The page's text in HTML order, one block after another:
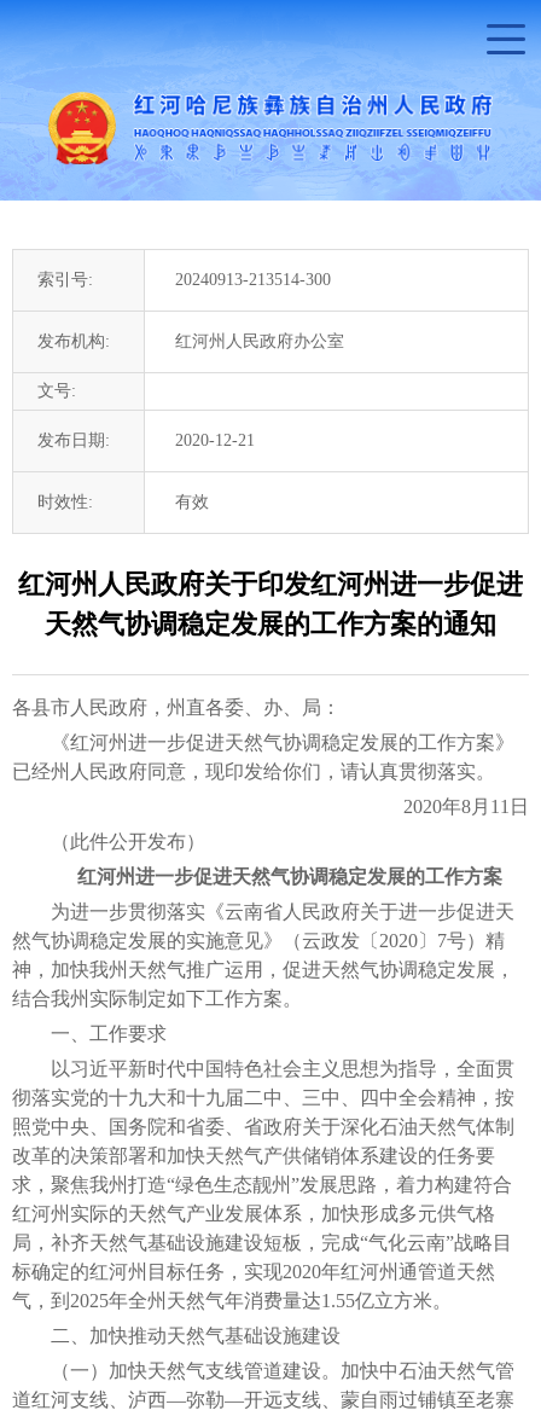
索引号: 20240913-213514-300
发布机构: 红河州人民政府办公室
文号:
发布日期: 2020-12-21
时效性: 有效
红河州人民政府关于印发红河州进一步促进
天然气协调稳定发展的工作方案的通知
各县市人民政府，州直各委、办、局：
《红河州进一步促进天然气协调稳定发展的工作方案》
已经州人民政府同意，现印发给你们，请认真贯彻落实。
2020年8月11日
（此件公开发布）
红河州进一步促进天然气协调稳定发展的工作方案
为进一步贯彻落实《云南省人民政府关于进一步促进天
然气协调稳定发展的实施意见》（云政发〔2020〕7号）精
神，加快我州天然气推广运用，促进天然气协调稳定发展，
结合我州实际制定如下工作方案。
一、工作要求
以习近平新时代中国特色社会主义思想为指导，全面贯
彻落实党的十九大和十九届二中、三中、四中全会精神，按
照党中央、国务院和省委、省政府关于深化石油天然气体制
改革的决策部署和加快天然气产供储销体系建设的任务要
求，聚焦我州打造“绿色生态靓州”发展思路，着力构建符合
红河州实际的天然气产业发展体系，加快形成多元供气格
局，补齐天然气基础设施建设短板，完成“气化云南”战略目
标确定的红河州目标任务，实现2020年红河州通管道天然
气，到2025年全州天然气年消费量达1.55亿立方米。
二、加快推动天然气基础设施建设
（一）加快天然气支线管道建设。加快中石油天然气管
道红河支线、泸西—弥勒—开远支线、蒙自雨过铺镇至老寨